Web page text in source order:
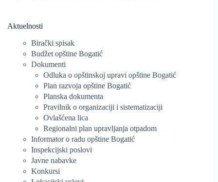
Aktuelnosti
Birački spisak
Budžet opštine Bogatić
Dokumenti
Odluka o opštinskoj upravi opštine Bogatić
Plan razvoja opštine Bogatić
Planska dokumenta
Pravilnik o organizaciji i sistematizaciji
Ovlašćena lica
Regionalni plan upravljanja otpadom
Informator o radu opštine Bogatić
Inspekcijski poslovi
Javne nabavke
Konkursi